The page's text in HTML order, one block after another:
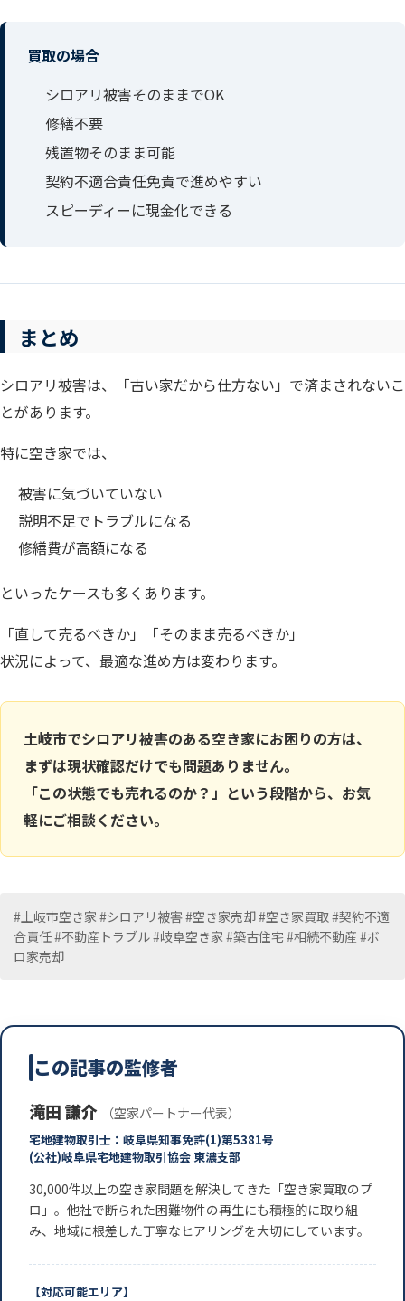
買取の場合
シロアリ被害そのままでOK
修繕不要
残置物そのまま可能
契約不適合責任免責で進めやすい
スピーディーに現金化できる
まとめ
シロアリ被害は、「古い家だから仕方ない」で済まされないこ
とがあります。
特に空き家では、
被害に気づいていない
説明不足でトラブルになる
修繕費が高額になる
といったケースも多くあります。
「直して売るべきか」「そのまま売るべきか」
状況によって、最適な進め方は変わります。
土岐市でシロアリ被害のある空き家にお困りの方は、
まずは現状確認だけでも問題ありません。
「この状態でも売れるのか？」という段階から、お気
軽にご相談ください。
#土岐市空き家 #シロアリ被害 #空き家売却 #空き家買取 #契約不適
合責任 #不動産トラブル #岐阜空き家 #築古住宅 #相続不動産 #ボ
ロ家売却
この記事の監修者
滝田 謙介 （空家パートナー代表）
宅地建物取引士：岐阜県知事免許(1)第5381号
(公社)岐阜県宅地建物取引協会 東濃支部
30,000件以上の空き家問題を解決してきた「空き家買取のプ
ロ」。他社で断られた困難物件の再生にも積極的に取り組
み、地域に根差した丁寧なヒアリングを大切にしています。
【対応可能エリア】